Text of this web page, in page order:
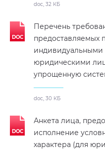
doc, 32 КБ
Перечень
предоставляемых
юридическими
упрощенную
doc, 30 КБ
Анкета лица,
исполнение
характера (для